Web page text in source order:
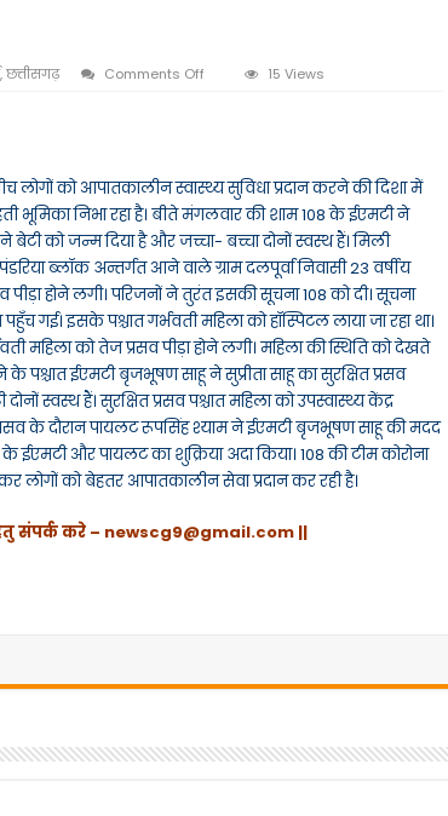
,छत्तीसगढ़ Comments Offon
किलकारी,
महिला
ने
बेटी
को
दिया
जन्म
15 Views
लोगों को आपातकालीन स्वास्थ्य सुविधा प्रदान करने की दिशा में
निभा रहा है। बीते मंगलवार की शाम 108 के ईएमटी ने
बेटी को जन्म दिया है और जच्चा- बच्चा दोनों स्वस्थ हैं। मिली
ब्लॉक अन्तर्गत आने वाले ग्राम दलपूर्वा निवासी 23 वर्षीय
पीड़ा होने लगी। परिजनों ने तुरंत इसकी सूचना 108 को दी। सूचना
इसके पश्चात गर्भवती महिला को हॉस्पिटल लाया जा रहा था।
महिला को तेज प्रसव पीड़ा होने लगी। महिला की स्थिति को देखते
ईएमटी बृजभूषण साहू ने सुप्रीता साहू का सुरक्षित प्रसव
स्वस्थ हैं। सुरक्षित प्रसव पश्चात महिला को उपस्वास्थ्य केंद्र
के दौरान पायलट रूपसिंह श्याम ने ईएमटी बृजभूषण साहू की मदद
ईएमटी और पायलट का शुक्रिया अदा किया। 108 की टीम कोरोना
लोगों को बेहतर आपातकालीन सेवा प्रदान कर रही है।
संपर्क करे – newscg9@gmail.com ||